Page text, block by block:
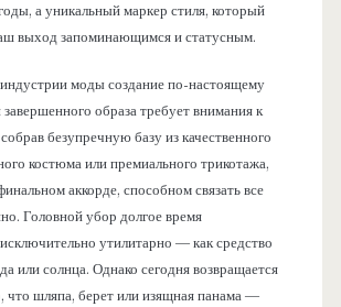
а уникальный маркер стиля, который
выход запоминающимся и статусным.
моды создание по-настоящему
образа требует внимания к
безупречную базу из качественного
костюма или премиального трикотажа,
аккорде, способном связать все
Головной убор долгое время
утилитарно — как средство
или солнца. Однако сегодня возвращается
что шляпа, берет или изящная панама —